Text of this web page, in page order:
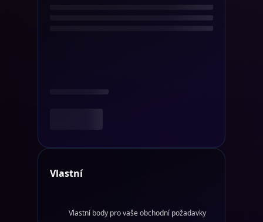
Vlastní
Vlastní body pro vaše obchodní požadavky